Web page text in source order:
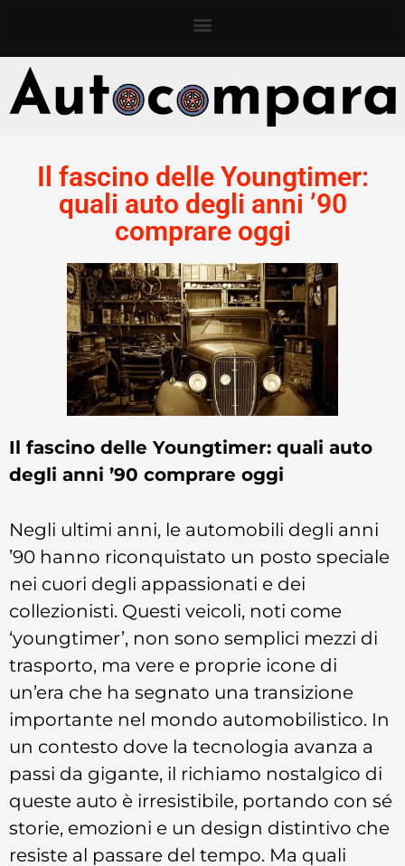
Il fascino delle Youngtimer:
quali auto degli anni ’90
comprare oggi
Il fascino delle Youngtimer: quali auto
degli anni ’90 comprare oggi
Negli ultimi anni, le automobili degli anni
’90 hanno riconquistato un posto speciale
nei cuori degli appassionati e dei
collezionisti. Questi veicoli, noti come
‘youngtimer’, non sono semplici mezzi di
trasporto, ma vere e proprie icone di
un’era che ha segnato una transizione
importante nel mondo automobilistico. In
un contesto dove la tecnologia avanza a
passi da gigante, il richiamo nostalgico di
queste auto è irresistibile, portando con sé
storie, emozioni e un design distintivo che
resiste al passare del tempo. Ma quali